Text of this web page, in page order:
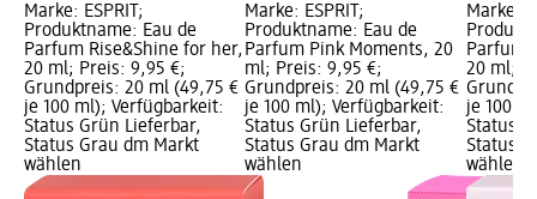
Marke: ESPRIT;
Produktname: Eau de
Parfum Rise&Shine for her,
20 ml; Preis: 9,95 €;
Grundpreis: 20 ml (49,75 €
je 100 ml); Verfügbarkeit:
Status Grün Lieferbar,
Status Grau dm Markt
wählen
Marke: ESPRIT;
Produktname: Eau de
Parfum Pink Moments, 20
ml; Preis: 9,95 €;
Grundpreis: 20 ml (49,75 €
je 100 ml); Verfügbarkeit:
Status Grün Lieferbar,
Status Grau dm Markt
wählen
Marke:
Parfum
20 ml;
je 100
Status
Status
wählen